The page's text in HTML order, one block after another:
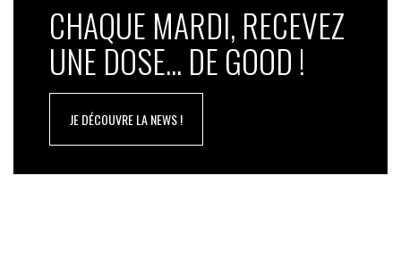
CHAQUE MARDI, RECEVEZ
UNE DOSE... DE GOOD !
JE DÉCOUVRE LA NEWS !